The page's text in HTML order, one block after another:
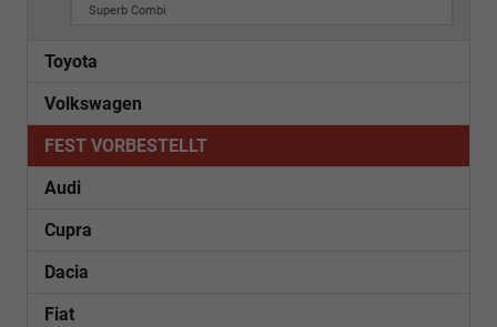
Superb Combi
Toyota
Volkswagen
FEST VORBESTELLT
Audi
Cupra
Dacia
Fiat